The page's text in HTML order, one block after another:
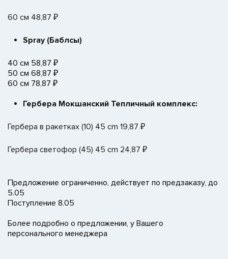
60 см 48,87 ₽
Spray (Баблсы)
40 см 58,87 ₽
50 см 68,87 ₽
60 см 78,87 ₽
Гербера Мокшанский Тепличный комплекс:
Гербера в ракетках (10) 45 cm 19,87 ₽
Гербера светофор (45) 45 cm 24,87 ₽
Предложение ограниченно, действует по предзаказу, до
5.05
Поступление 8.05
Более подробно о предложении, у Вашего
персонального менеджера